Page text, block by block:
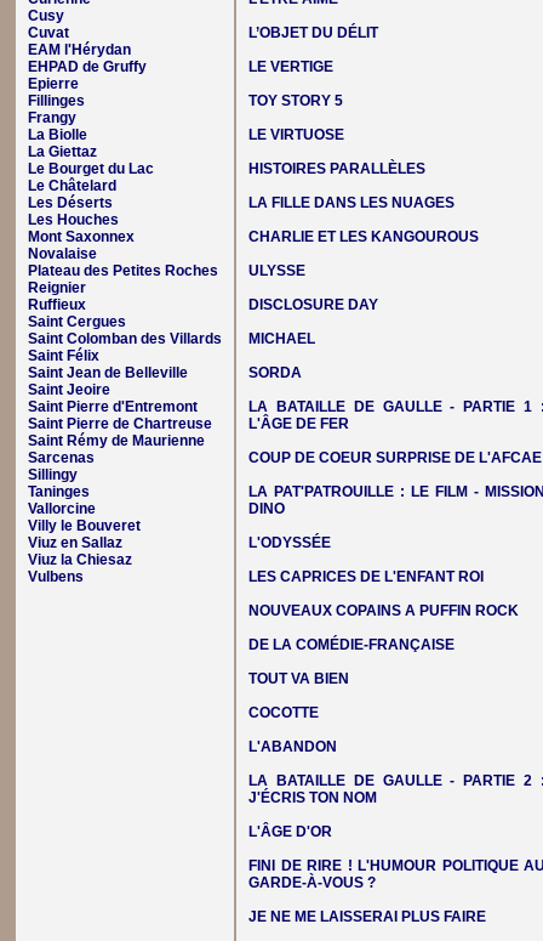
Cusy
Cuvat
EAM l'Hérydan
EHPAD de Gruffy
Epierre
Fillinges
Frangy
La Biolle
La Giettaz
Le Bourget du Lac
Le Châtelard
Les Déserts
Les Houches
Mont Saxonnex
Novalaise
Plateau des Petites Roches
Reignier
Ruffieux
Saint Cergues
Saint Colomban des Villards
Saint Félix
Saint Jean de Belleville
Saint Jeoire
Saint Pierre d'Entremont
Saint Pierre de Chartreuse
Saint Rémy de Maurienne
Sarcenas
Sillingy
Taninges
Vallorcine
Villy le Bouveret
Viuz en Sallaz
Viuz la Chiesaz
Vulbens
L’OBJET DU DÉLIT
LE VERTIGE
TOY STORY 5
LE VIRTUOSE
HISTOIRES PARALLÈLES
LA FILLE DANS LES NUAGES
CHARLIE ET LES KANGOUROUS
ULYSSE
DISCLOSURE DAY
MICHAEL
SORDA
LA BATAILLE DE GAULLE - PARTIE 1
L'ÂGE DE FER
COUP DE COEUR SURPRISE DE L'AFCAE
LA PAT'PATROUILLE : LE FILM -
DINO
L'ODYSSÉE
LES CAPRICES DE L'ENFANT ROI
NOUVEAUX COPAINS A PUFFIN ROCK
DE LA COMÉDIE-FRANÇAISE
TOUT VA BIEN
COCOTTE
L'ABANDON
LA BATAILLE DE GAULLE - PARTIE 2
J'ÉCRIS TON NOM
L'ÂGE D'OR
FINI DE RIRE ! L'HUMOUR POLITIQUE
GARDE-À-VOUS ?
JE NE ME LAISSERAI PLUS FAIRE